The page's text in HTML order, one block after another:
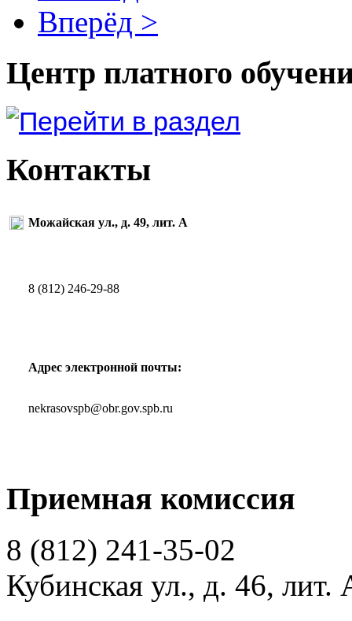
Вперёд >
Центр платного
Контакты
Можайская ул., д. 49, лит. А
8 (812) 246-29-88
Адрес электронной почты:
nekrasovspb@obr.gov.spb.ru
Приемная комиссия
8 (812) 241-35-02
Кубинская ул., д. 46, лит.